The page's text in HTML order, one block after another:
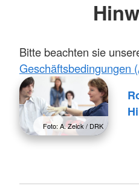
Bitte beachten sie
Geschäftsbedingungen
Foto: A. Zelck / DRK